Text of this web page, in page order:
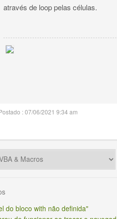
através de loop pelas células.
: 07/06/2021 9:34 am
do bloco with não definida"